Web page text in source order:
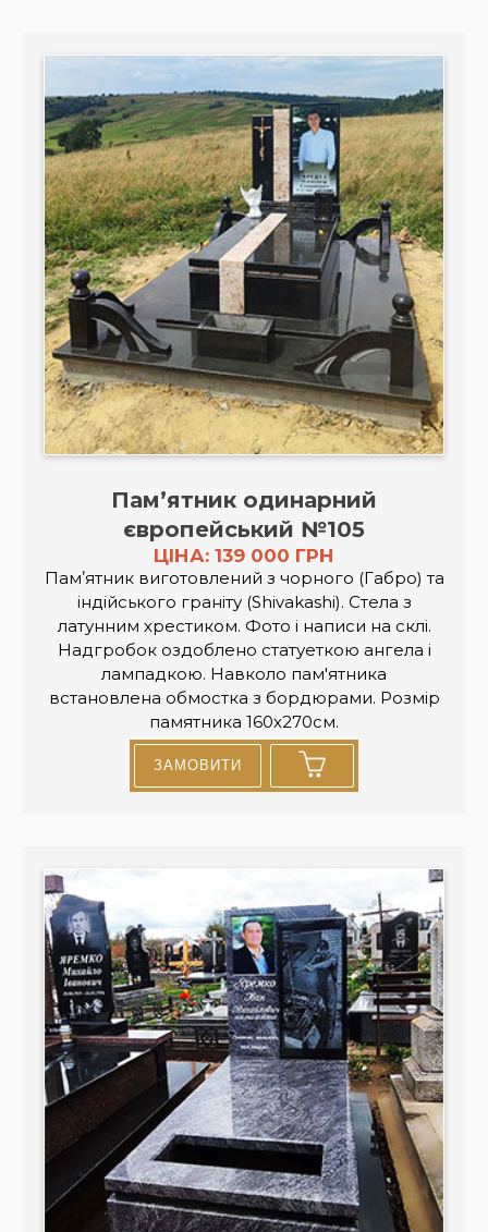
Пам’ятник одинарний
європейський №105
ЦІНА: 139 000 ГРН
Памʼятник виготовлений з чорного (Габро) та
індійського граніту (Shivakashi). Стела з
латунним хрестиком. Фото і написи на склі.
Надгробок оздоблено статуеткою ангела і
лампадкою. Навколо пам'ятника
встановлена обмостка з бордюрами. Розмір
памятника 160х270см.
ЗАМОВИТИ